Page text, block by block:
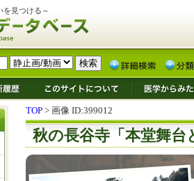
を見つける～
TOP > 画像 ID:399012
秋の長谷寺「本堂舞台